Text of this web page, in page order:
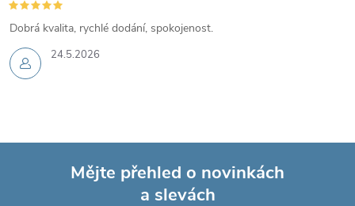
24.5.2026
Dobrá kvalita, rychlé dodání, spokojenost.
Mějte přehled o novinkách
a slevách